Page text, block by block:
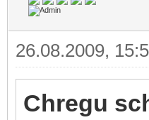
26.08.2009,
Chregu